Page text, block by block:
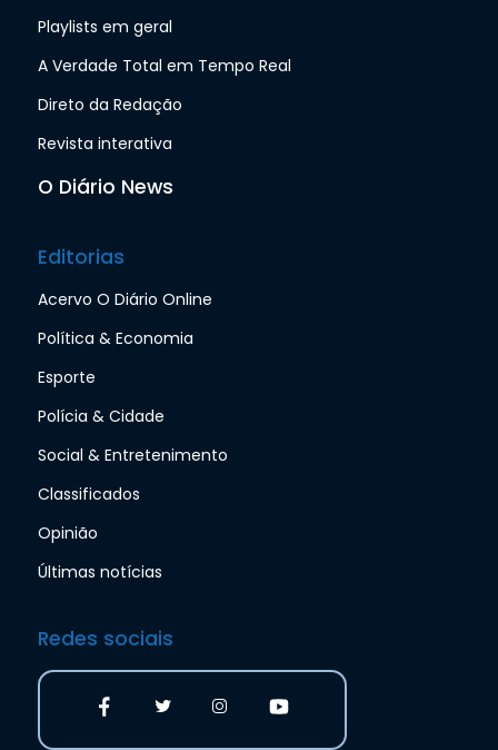
Playlists em geral
A Verdade Total em Tempo Real
Direto da Redação
Revista interativa
O Diário News
Editorias
Acervo O Diário Online
Política & Economia
Esporte
Polícia & Cidade
Social & Entretenimento
Classificados
Opinião
Últimas notícias
Redes sociais